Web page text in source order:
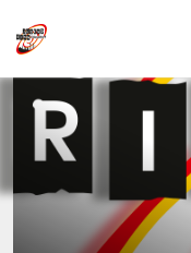
Help & Info